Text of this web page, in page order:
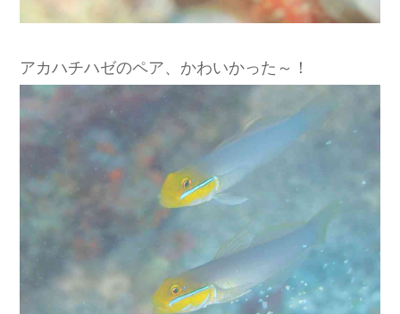
アカハチハゼのペア、かわいかった～！